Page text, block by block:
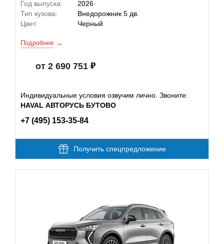
Год выпуска:
2026
Тип кузова:
Внедорожник 5 дв.
Цвет:
Черный
Подробнее
от 2 690 751
Индивидуальные условия озвучим лично. Звоните:
HAVAL АВТОРУСЬ БУТОВО
+7 (495) 153-35-84
Получить спецпредложение